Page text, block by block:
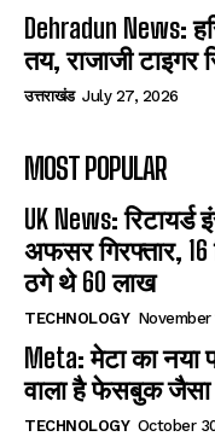
Dehradun News:
तय, राजाजी टाइगर
उत्तराखंड July 27, 2026
MOST POPULAR
UK News: रिटायर्ड
अफसर गिरफ्तार,
ठगे थे 60 लाख
TECHNOLOGY November
Meta: मेटा का
वाला है फेसबुक
TECHNOLOGY October